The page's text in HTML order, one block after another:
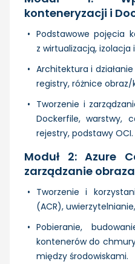
konteneryzacji i
Podstawowe pojęcia
z wirtualizacją,
Architektura i
registry, różnice
Tworzenie i
Dockerfile, warstwy,
rejestry, podstawy OCI.
Moduł 2: Azure
zarządzanie
Tworzenie i
(ACR),
Pobieranie,
kontenerów do
między środowiskami.